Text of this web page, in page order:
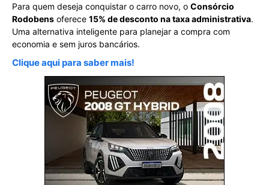
Para quem deseja conquistar o carro novo, o Consórcio
Rodobens oferece 15% de desconto na taxa administrativa.
Uma alternativa inteligente para planejar a compra com
economia e sem juros bancários.
Clique aqui para saber mais!